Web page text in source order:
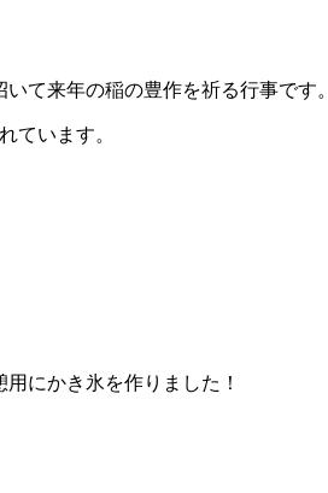
て来年の稲の豊作を祈る行事です。
ています。
にかき氷を作りました！